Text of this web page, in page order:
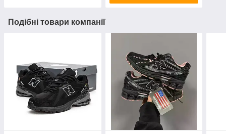
Подібні товари компанії